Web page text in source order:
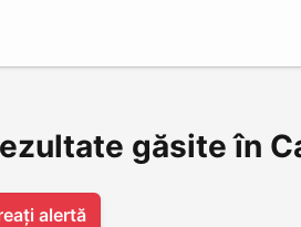
găsite în
alertă